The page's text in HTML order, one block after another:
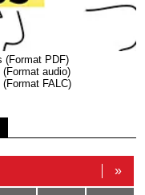
(Format PDF)
audio)
FALC)
»